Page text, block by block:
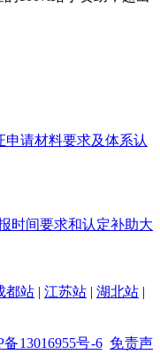
申请材料要求及体系认
时间要求和认定补助大
都站 | 江苏站 | 湖北站 |
备13016955号-6 免责声